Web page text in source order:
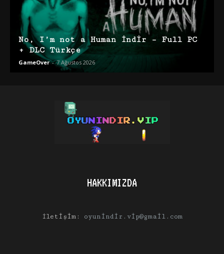
No, I’m not a Human İndir – Full PC
+ DLC Türkçe
GameOver - 7 Ağustos 2026
HAKKIMIZDA
İletişim: oyunindir.vip@gmail.com